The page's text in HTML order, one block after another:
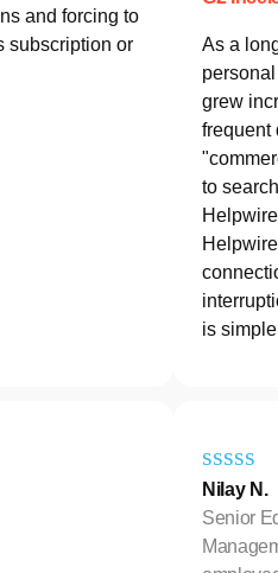
and forcing to
subscription or
As a
grew
frequent
to
is
Nilay N.
Senior